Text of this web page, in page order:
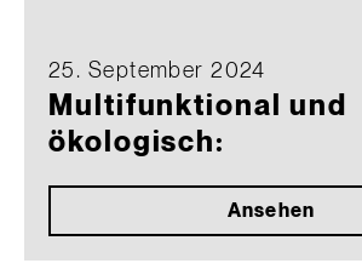
25. September 2024
Multifunktional und
ökologisch:
Ansehen